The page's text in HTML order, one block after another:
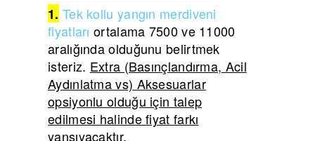
1. Tek kollu yangın merdiveni
fiyatları ortalama 7500 ve 11000
aralığında olduğunu belirtmek
isteriz. Extra (Basınçlandırma, Acil
Aydınlatma vs) Aksesuarlar
opsiyonlu olduğu için talep
edilmesi halinde fiyat farkı
yansıyacaktır.